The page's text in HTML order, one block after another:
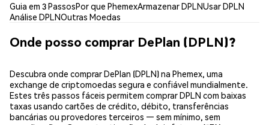
Guia em 3 PassosPor que PhemexArmazenar DPLNUsar DPLN
Análise DPLNOutras Moedas
Onde posso comprar DePlan (DPLN)?
Descubra onde comprar DePlan (DPLN) na Phemex, uma
exchange de criptomoedas segura e confiável mundialmente.
Estes três passos fáceis permitem comprar DPLN com baixas
taxas usando cartões de crédito, débito, transferências
bancárias ou provedores terceiros — sem mínimo, sem